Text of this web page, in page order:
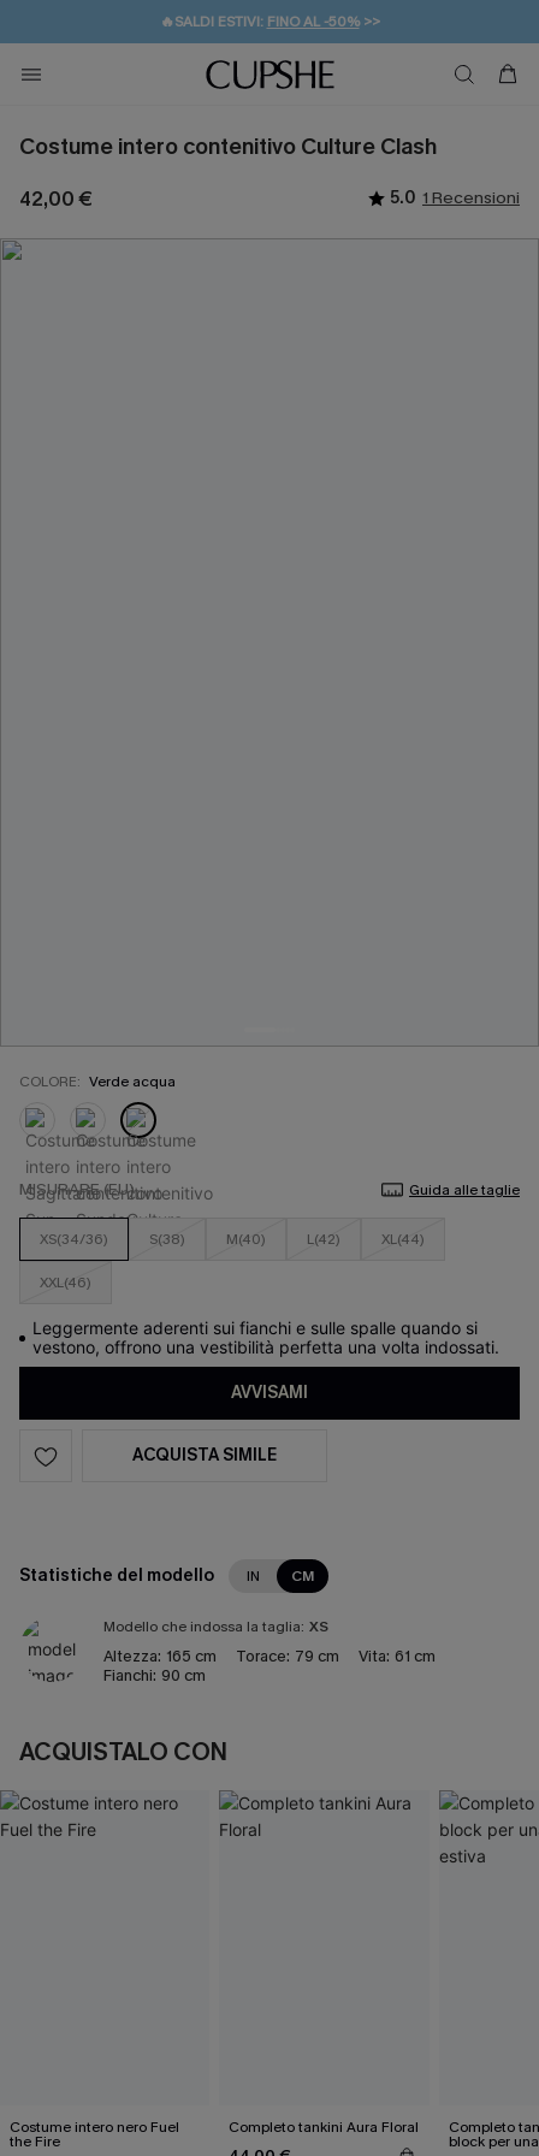
🔥SALDI ESTIVI: FINO AL -50%>>
🚚SPEDIZIONE GRATUITA DA 49€
💌REGALO PER I NUOVI: 20% DI SCONTO*
Costume intero contenitivo Culture Clash
42,00 € 5.0 1 Recensioni
COLORE: Verde acqua
MISURARE (EU) Guida alle taglie
XS(34/36) S(38) M(40) L(42) XL(44)
XXL(46)
Leggermente aderenti sui fianchi e sulle spalle quando si
vestono, offrono una vestibilità perfetta una volta indossati.
AVVISAMI
ACQUISTA SIMILE
Statistiche del modello IN CM
Modello che indossa la taglia: XS
Altezza: 165 cm Torace: 79 cm Vita: 61 cm
Fianchi: 90 cm
ACQUISTALO CON
Costume intero nero Fuel
the Fire
Completo tankini Aura Floral Completo
block per